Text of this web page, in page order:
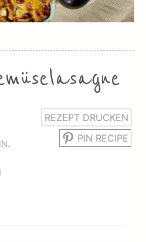
REZEPT DRUCKEN
PIN RECIPE